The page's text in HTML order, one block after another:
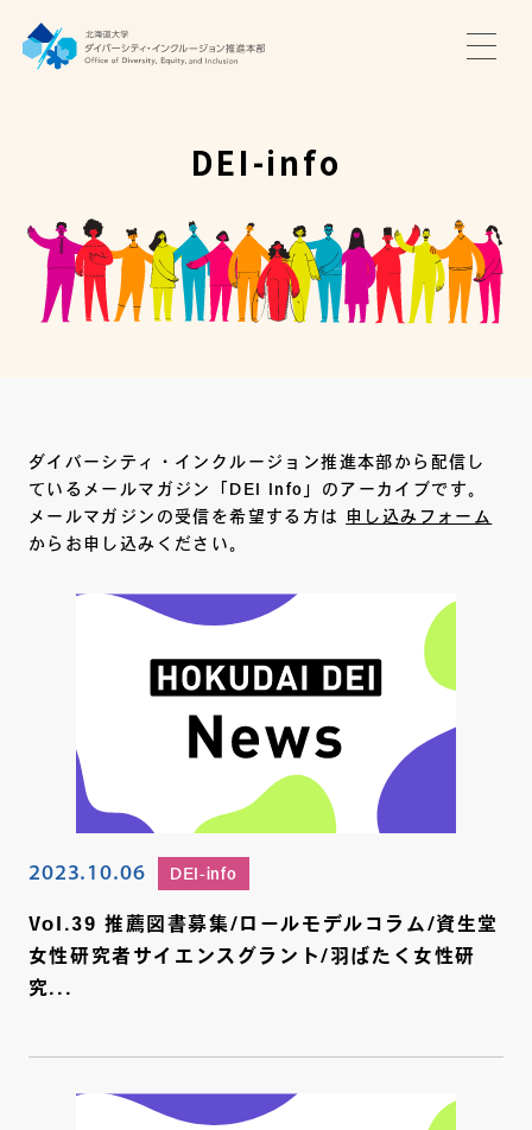
推進本部について
アクセス・お問い合わせ
DEI-info
ダイバーシティ・インクルージョン推進本部から配信し
ているメールマガジン「DEI Info」のアーカイブです。
メールマガジンの受信を希望する方は
申し込みフォーム
からお申し込みください。
2023.10.06 DEI-info
Vol.39 推薦図書募集/ロールモデルコラム/資生堂
女性研究者サイエンスグラント/羽ばたく女性研
究...